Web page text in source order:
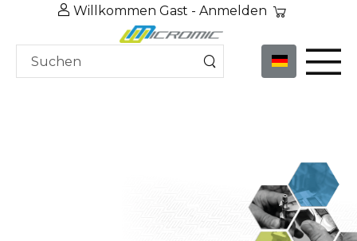
Willkommen Gast - Anmelden